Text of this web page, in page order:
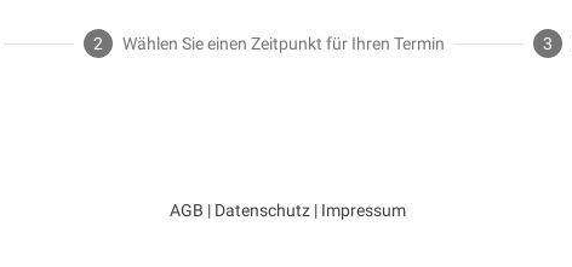
2 Wählen Sie einen Zeitpunkt für Ihren Termin 3
AGB | Datenschutz | Impressum